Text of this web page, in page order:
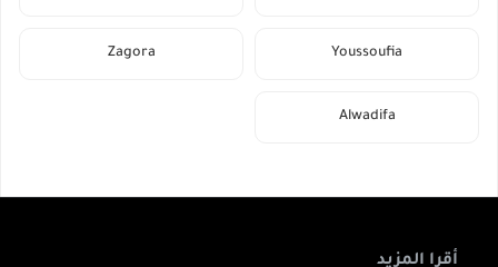
Youssoufia
Zagora
Alwadifa
أقرا المزيد